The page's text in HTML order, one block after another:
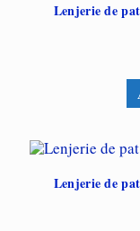
Lenjerie de
Lenjerie de